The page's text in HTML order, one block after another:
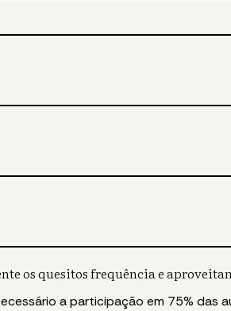
os quesitos frequência e
a participação em 75% das